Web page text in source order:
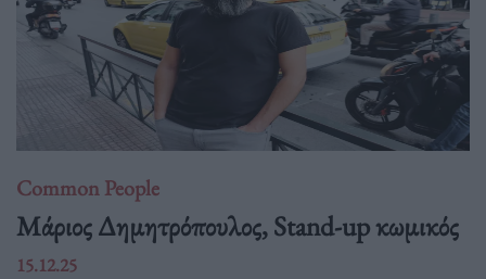
Common People
Mάριος Δημητρόπουλος, Stand-up κωμικός
15.12.25